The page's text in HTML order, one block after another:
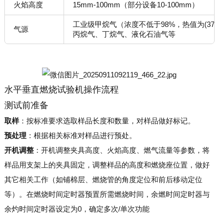
火焰高度 15mm-100mm（部分设备10-100mm）
气源
工业级甲烷气（浓度不低于98%，热值为
丙烷气、丁烷气、液化石油气等
水平垂直燃烧试验机操作流程
测试前准备
取样：按标准要求选取样品长度和数量，对样品做好标记。
预处理：根据相关标准对样品进行预处。
开机调整：开机调整夹具高度、火焰高度、燃气流量等参数，将
样品用支架上的夹具固定，调整样品的高度和燃烧座位置，做好
其它相关工作（如铺棉层、燃烧管的角度定位和前后移动定位
等）。在燃烧时间定时器预置所需燃烧时间，余燃时间定时器与
余灼时间定时器设定为0，确定多次/单次功能